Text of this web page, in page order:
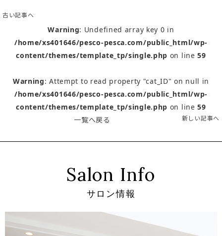
古い記事へ
Warning: Undefined array key 0 in
/home/xs401646/pesco-pesca.com/public_html/wp-
content/themes/template_tp/single.php on line59
Warning: Attempt to read property "cat_ID" on null in
/home/xs401646/pesco-pesca.com/public_html/wp-
content/themes/template_tp/single.php on line59
一覧へ戻る
新しい記事へ
Salon Info
サロン情報